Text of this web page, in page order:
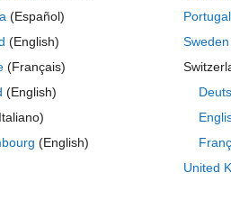
ICA
(Español)
(English)
(Français)
(English)
(English)
Portugal
Sweden
United